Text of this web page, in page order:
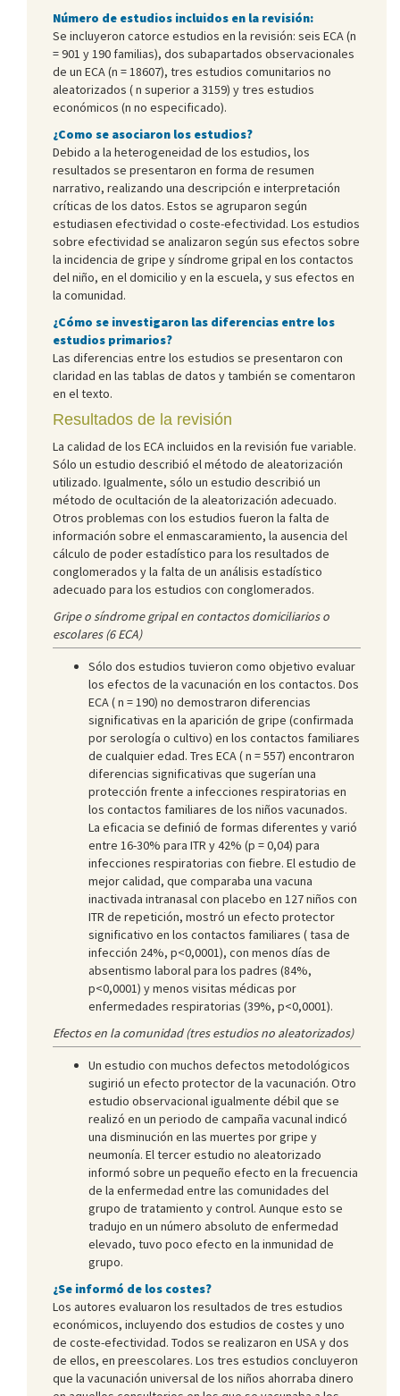
Número de estudios incluidos en la revisión:
Se incluyeron catorce estudios en la revisión: seis ECA (n
= 901 y 190 familias), dos subapartados observacionales
de un ECA (n = 18607), tres estudios comunitarios no
aleatorizados ( n superior a 3159) y tres estudios
económicos (n no especificado).
¿Como se asociaron los estudios?
Debido a la heterogeneidad de los estudios, los
resultados se presentaron en forma de resumen
narrativo, realizando una descripción e interpretación
críticas de los datos. Estos se agruparon según
estudiasen efectividad o coste-efectividad. Los estudios
sobre efectividad se analizaron según sus efectos sobre
la incidencia de gripe y síndrome gripal en los contactos
del niño, en el domicilio y en la escuela, y sus efectos en
la comunidad.
¿Cómo se investigaron las diferencias entre los
estudios primarios?
Las diferencias entre los estudios se presentaron con
claridad en las tablas de datos y también se comentaron
en el texto.
Resultados de la revisión
La calidad de los ECA incluidos en la revisión fue variable.
Sólo un estudio describió el método de aleatorización
utilizado. Igualmente, sólo un estudio describió un
método de ocultación de la aleatorización adecuado.
Otros problemas con los estudios fueron la falta de
información sobre el enmascaramiento, la ausencia del
cálculo de poder estadístico para los resultados de
conglomerados y la falta de un análisis estadístico
adecuado para los estudios con conglomerados.
Gripe o síndrome gripal en contactos domiciliarios o
escolares (6 ECA)
Sólo dos estudios tuvieron como objetivo evaluar
los efectos de la vacunación en los contactos. Dos
ECA ( n = 190) no demostraron diferencias
significativas en la aparición de gripe (confirmada
por serología o cultivo) en los contactos familiares
de cualquier edad. Tres ECA ( n = 557) encontraron
diferencias significativas que sugerían una
protección frente a infecciones respiratorias en
los contactos familiares de los niños vacunados.
La eficacia se definió de formas diferentes y varió
entre 16-30% para ITR y 42% (p = 0,04) para
infecciones respiratorias con fiebre. El estudio de
mejor calidad, que comparaba una vacuna
inactivada intranasal con placebo en 127 niños con
ITR de repetición, mostró un efecto protector
significativo en los contactos familiares ( tasa de
infección 24%, p<0,0001), con menos días de
absentismo laboral para los padres (84%,
p<0,0001) y menos visitas médicas por
enfermedades respiratorias (39%, p<0,0001).
Efectos en la comunidad (tres estudios no aleatorizados)
Un estudio con muchos defectos metodológicos
sugirió un efecto protector de la vacunación. Otro
estudio observacional igualmente débil que se
realizó en un periodo de campaña vacunal indicó
una disminución en las muertes por gripe y
neumonía. El tercer estudio no aleatorizado
informó sobre un pequeño efecto en la frecuencia
de la enfermedad entre las comunidades del
grupo de tratamiento y control. Aunque esto se
tradujo en un número absoluto de enfermedad
elevado, tuvo poco efecto en la inmunidad de
grupo.
¿Se informó de los costes?
Los autores evaluaron los resultados de tres estudios
económicos, incluyendo dos estudios de costes y uno
de coste-efectividad. Todos se realizaron en USA y dos
de ellos, en preescolares. Los tres estudios concluyeron
que la vacunación universal de los niños ahorraba dinero